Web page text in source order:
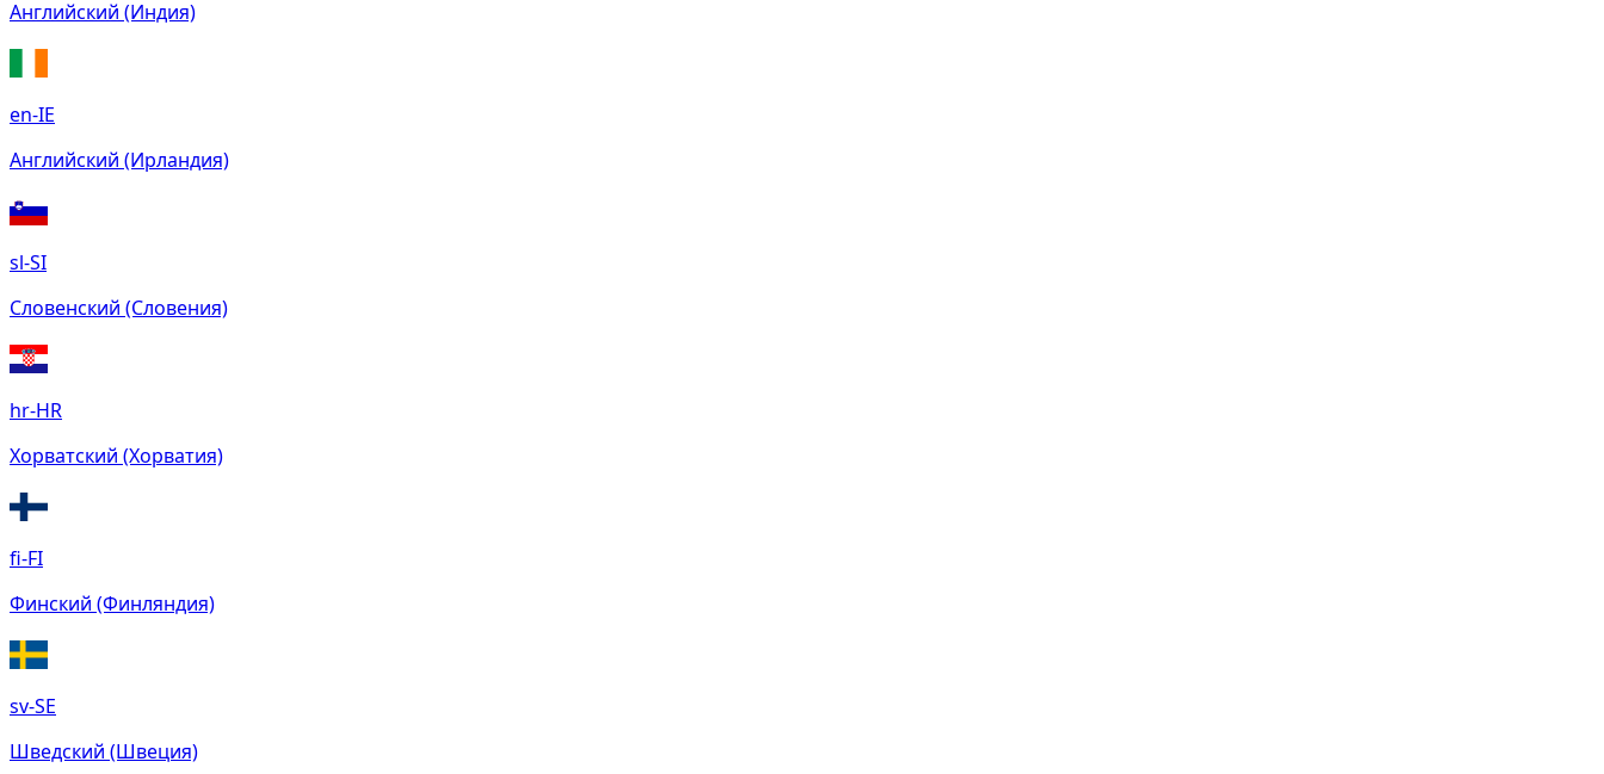
Английский (Индия)
en-IE
Английский (Ирландия)
sl-SI
Словенский (Словения)
hr-HR
Хорватский (Хорватия)
fi-FI
Финский (Финляндия)
sv-SE
Шведский (Швеция)